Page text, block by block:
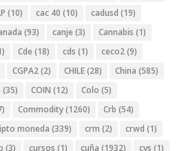
(10) cac 40 (10) cadusd (19)
(93) canje (3) Cannabis (1)
Cde (18) cds (1) ceco2(9)
CGPA2(2) CHILE(28) China (585)
(35) COIN (12) Colo (5)
Commodity(1260) Crb (54)
moneda (339) crm (2) crwd (1)
(3) cursos (1) cuña (1932) cvs (1)